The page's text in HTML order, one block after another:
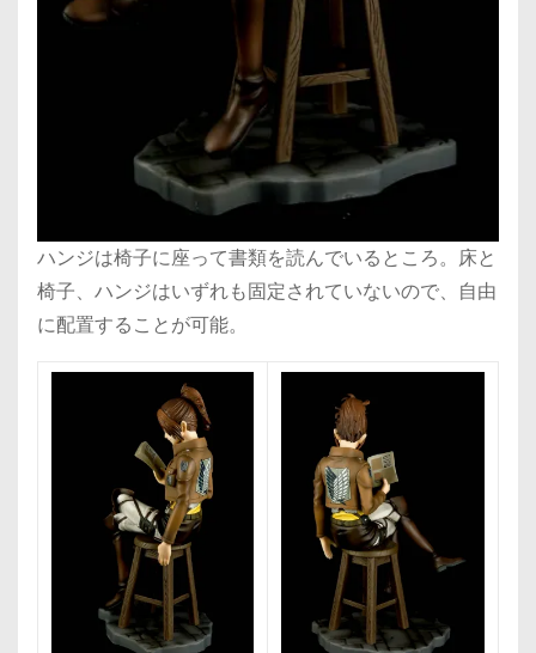
ハンジは椅子に座って書類を読んでいるところ。床と
椅子、ハンジはいずれも固定されていないので、自由
に配置することが可能。